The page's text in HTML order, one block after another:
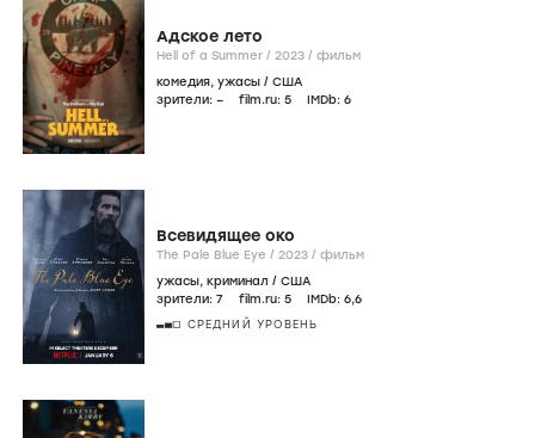
Адское лето
Hell of a Summer / 2023 / фильм
комедия, ужасы / США
зрители: – film.ru: 5 IMDb: 6
Всевидящее око
The Pale Blue Eye / 2023 / фильм
ужасы, криминал / США
зрители: 7 film.ru: 5 IMDb: 6,6
СРЕДНИЙ УРОВЕНЬ